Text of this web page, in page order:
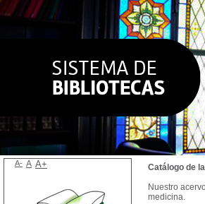
Catálogo de
Nuestro
medicina.
A- A A+